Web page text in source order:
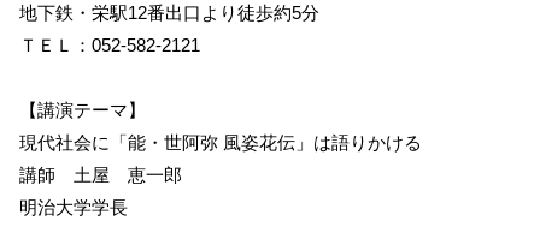
地下鉄・栄駅12番出口より徒歩約5分
ＴＥＬ：052-582-2121
【講演テーマ】
現代社会に「能・世阿弥 風姿花伝」は語りかける
講師 土屋 恵一郎
明治大学学長